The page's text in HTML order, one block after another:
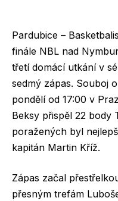
Pardubice –
finále NBL nad
třetí domácí utkání v
sedmý zápas. Souboj
pondělí od 17:00 v
Beksy přispěl 22 body
poražených byl
kapitán Martin Kříž.
Zápas začal
přesným trefám